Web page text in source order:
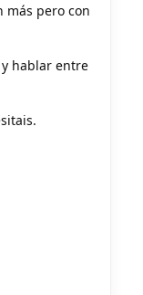
más pero con
hablar entre